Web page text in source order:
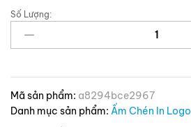
Số Lượng:
Mã sản phẩm: a8294bce2967
Danh mục sản phẩm: Ấm Chén In Logo